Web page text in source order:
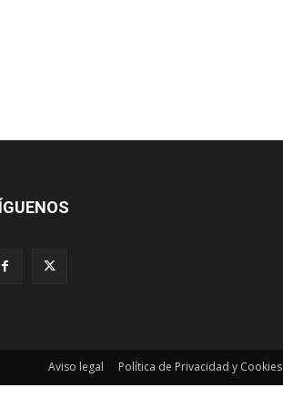
Aviso legal Política de Privacidad y Cookies